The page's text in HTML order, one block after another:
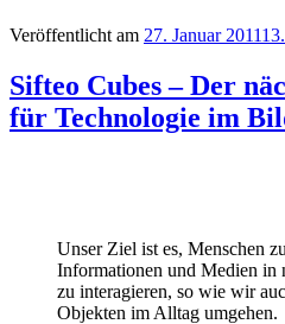
Veröffentlicht am 27. Januar 2011
Sifteo Cubes – Der
für Technologie im
Unser Ziel ist es, Menschen
Informationen und Medien in
zu interagieren, so wie wir
Objekten im Alltag umgehen.